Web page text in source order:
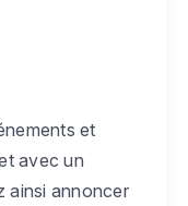
et
avec un
ainsi annoncer